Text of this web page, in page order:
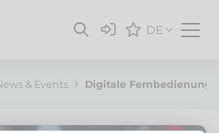
DE
& Events Digitale Fernbedienung